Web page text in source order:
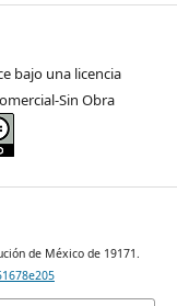
bajo una licencia
Sin Obra
de México de 19171.